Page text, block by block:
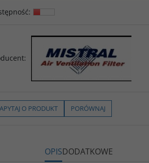
:
:
O PRODUKT PORÓWNAJ
OPISDODATKOWE